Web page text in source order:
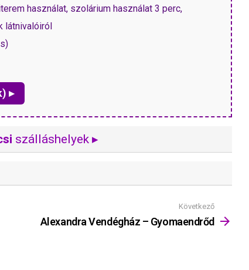
használat, szolárium használat 3 perc,
látnivalóiról
▸
szálláshelyek ▸
Következő
Alexandra Vendégház – Gyomaendrőd